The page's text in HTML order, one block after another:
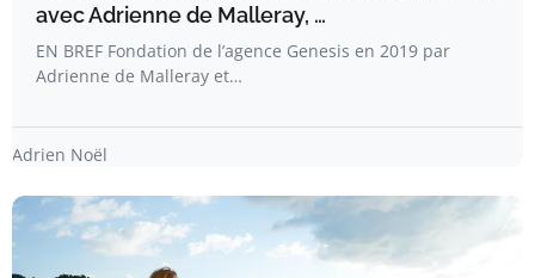
avec Adrienne de Malleray, …
EN BREF Fondation de l’agence Genesis en 2019 par
Adrienne de Malleray et…
Adrien Noël